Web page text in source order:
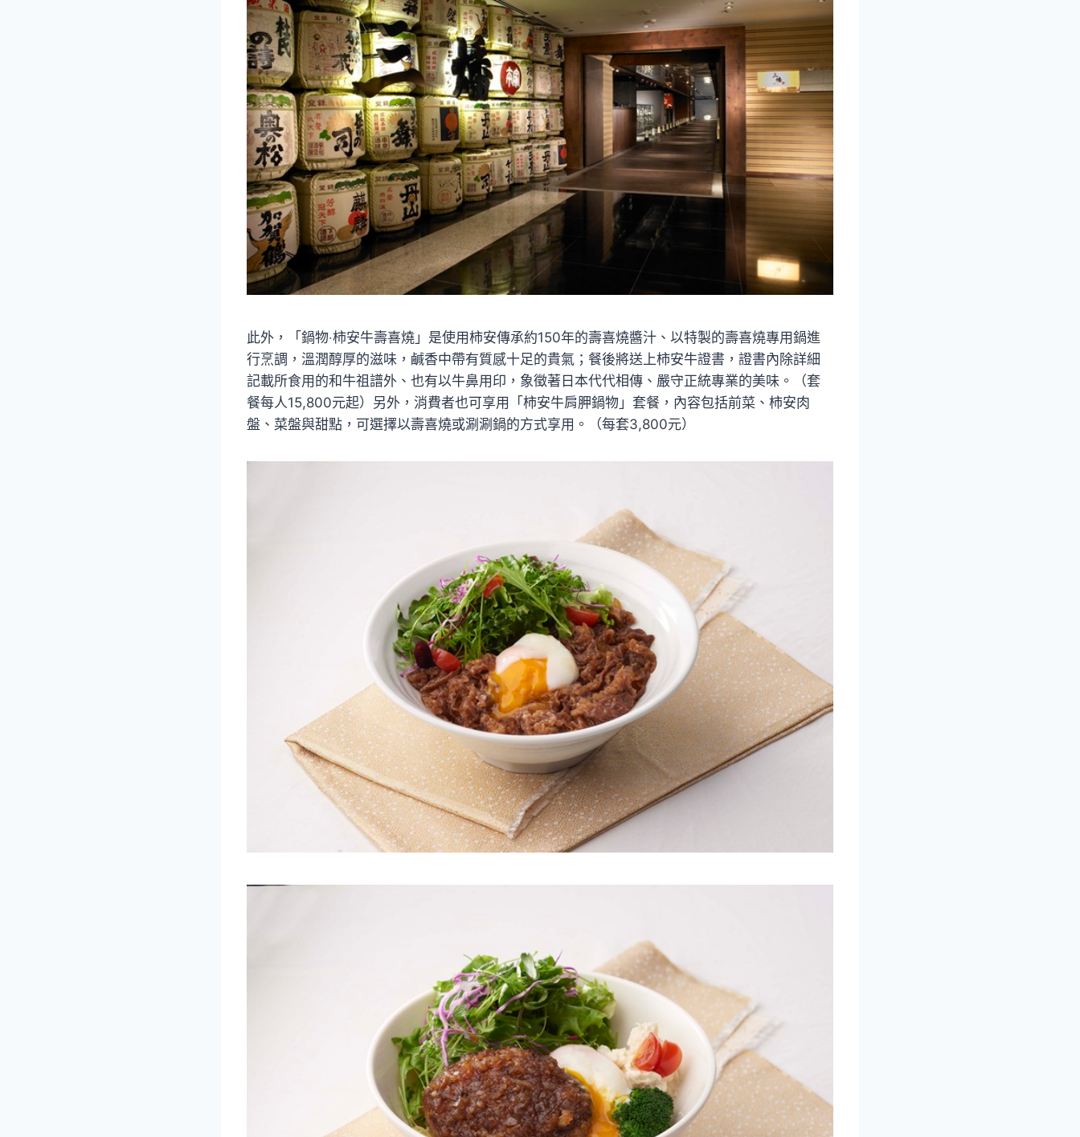
此外，「鍋物‧柿安牛壽喜燒」是使用柿安傳承約150年的壽喜燒醬汁、以特製的壽喜燒專用鍋進
行烹調，溫潤醇厚的滋味，鹹香中帶有質感十足的貴氣；餐後將送上柿安牛證書，證書內除詳細
記載所食用的和牛祖譜外、也有以牛鼻用印，象徵著日本代代相傳、嚴守正統專業的美味。（套
餐每人15,800元起）另外，消費者也可享用「柿安牛肩胛鍋物」套餐，內容包括前菜、柿安肉
盤、菜盤與甜點，可選擇以壽喜燒或涮涮鍋的方式享用。（每套3,800元）